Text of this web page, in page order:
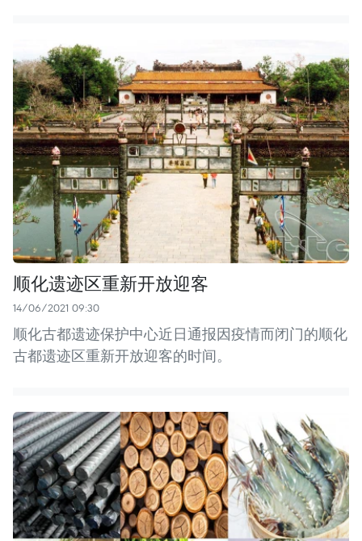
顺化遗迹区重新开放迎客
14/06/2021 09:30
顺化古都遗迹保护中心近日通报因疫情而闭门的顺化
古都遗迹区重新开放迎客的时间。